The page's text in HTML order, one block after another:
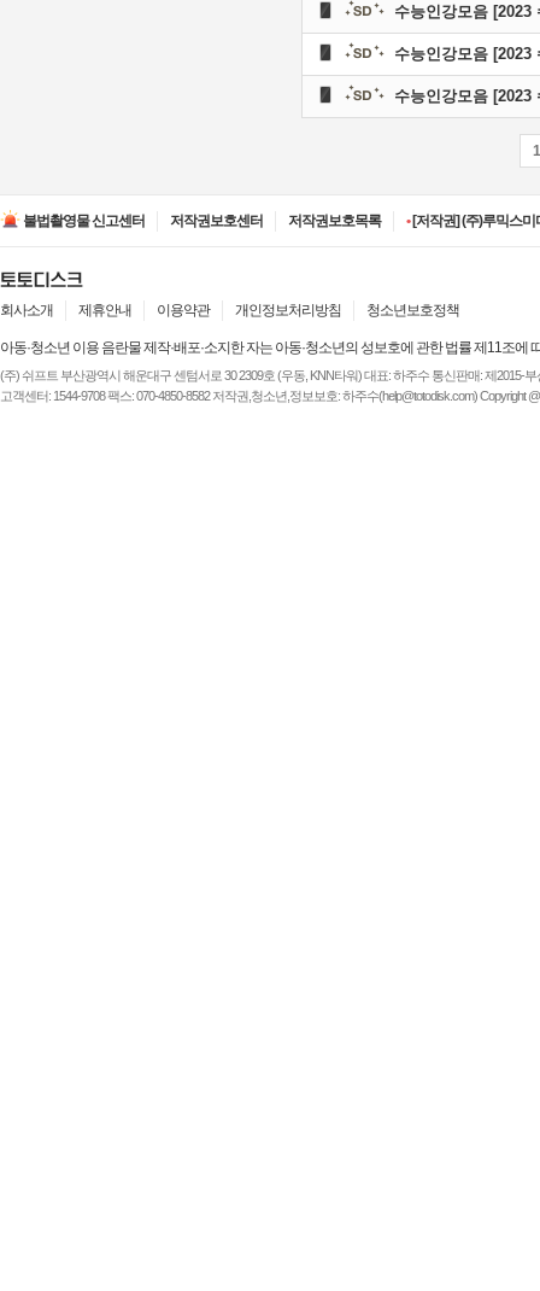
수능인강모음 [2023
수능인강모음 [2023
수능인강모음 [2023
1
불법촬영물 신고센터 저작권보호센터 저작권보호목록
•[저작권] (주)루믹스미
•[저작권] (주)JAYE -
회사소개 제휴안내 이용약관 개인정보처리방침 청소년보호정책
아동·청소년 이용 음란물 제작·배포·소지한 자는 아동·청소년의 성보호에 관한 법률 제11조에
(주) 쉬프트 부산광역시 해운대구 센텀서로 30 2309호 (우동, KNN타워) 대표: 하주수 통신판매: 제2015-
고객센터: 1544-9708 팩스: 070-4850-8582 저작권,청소년,정보보호: 하주수(help@totodisk.com) Copyright